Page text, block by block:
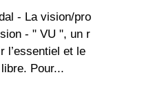
- La vision/pro
- " VU ", un r
l’essentiel et le
Pour...